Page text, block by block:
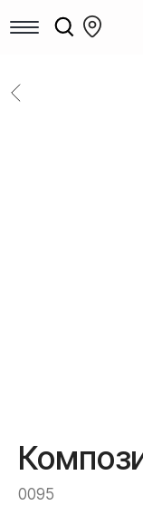
КАТАЛОГ
Полезное
Контакты
Обо мне
0095